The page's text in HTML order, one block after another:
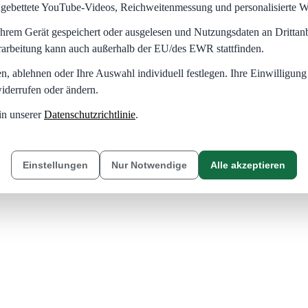
YouTube-Videos, Reichweitenmessung und personalisierte
Gerät gespeichert oder ausgelesen und Nutzungsdaten an
kann auch außerhalb der EU/des EWR stattfinden.
ablehnen oder Ihre Auswahl individuell festlegen. Ihre
oder ändern.
unsererDatenschutzrichtlinie.
Einstellungen Nur Notwendige Alle akzeptieren